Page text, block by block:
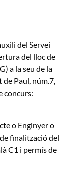
del Servei
del lloc de
a la seu de la
Paul, núm.7,
concurs:
o Enginyer o
finalització del
C1 i permís de